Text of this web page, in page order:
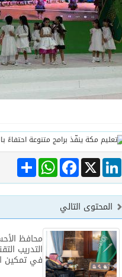
Share
WhatsAppFacebook X
LinkedIn
المحتوى التالي
محافظ
التدريب
في تمكين